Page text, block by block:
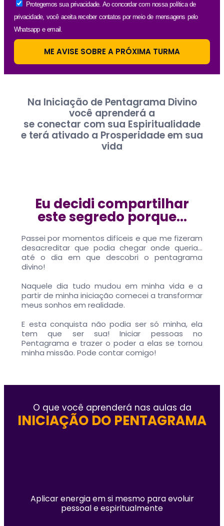
Protegemos sua privacidade. Ao concordar com nossa política de
privacidade, você aceita receber contatos por meio de mensagens pelo
Whatsapp e email.
ME AVISE SOBRE A PRÓXIMA TURMA
Na Iniciação de Pentagrama Divino
você aprenderá a
se conectar com sua Espiritualidade
e terá ativado a Prosperidade em sua
vida
Eu decidi compartilhar
este segredo porque...
Passei por momentos difíceis e que me fizeram
desacreditar que podia chegar onde queria…
até o dia em que descobri o pentagrama
divino!
Naquele dia tudo mudou em minha vida e a
partir de minha iniciação comecei a transformar
meus sonhos em realidade.
E esta conquista não podia ser só minha, ela
tem que ser sua! Iniciar pessoas no
Pentagrama e trazer o poder a elas se tornou
minha missão. Pode contar comigo!
O que você aprenderá nas aulas da
INICIAÇÃO DO PENTAGRAMA
Aplicar energia em si mesmo para evoluir
pessoal e espiritualmente